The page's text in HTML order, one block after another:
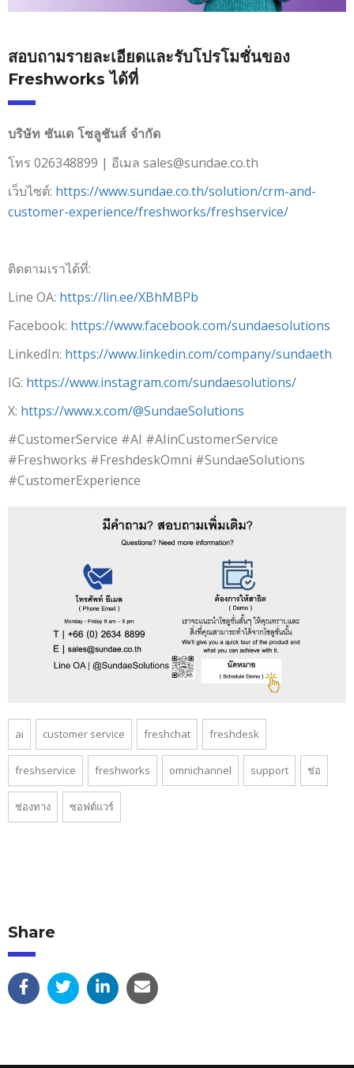
สอบถามรายละเอียดและรับโปรโมชั่นของ
Freshworks ได้ที่
บริษัท ซันเด โซลูชันส์ จำกัด
โทร 026348899 | อีเมล sales@sundae.co.th
เว็บไซต์: https://www.sundae.co.th/solution/crm-and-
customer-experience/freshworks/freshservice/
ติดตามเราได้ที่:
Line OA: https://lin.ee/XBhMBPb
Facebook: https://www.facebook.com/sundaesolutions
LinkedIn: https://www.linkedin.com/company/sundaeth
IG: https://www.instagram.com/sundaesolutions/
X: https://www.x.com/@SundaeSolutions
#CustomerService #AI #AIinCustomerService
#Freshworks #FreshdeskOmni #SundaeSolutions
#CustomerExperience
ai customer service freshchat freshdesk
freshservice freshworks omnichannel support ช่อ
ช่องทาง ซอฟต์แวร์
Share